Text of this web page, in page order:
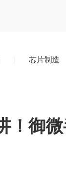
芯片制造
！御